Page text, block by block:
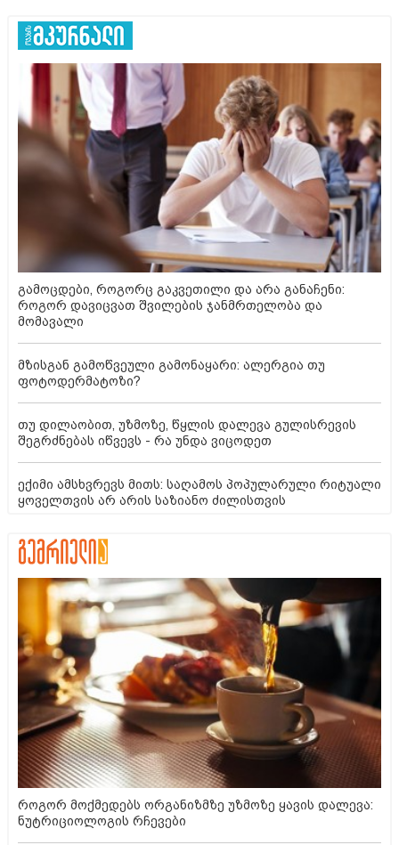
გამოცდები, როგორც გაკვეთილი და არა განაჩენი:
როგორ დავიცვათ შვილების ჯანმრთელობა და
მომავალი
მზისგან გამოწვეული გამონაყარი: ალერგია თუ
ფოტოდერმატოზი?
თუ დილაობით, უზმოზე, წყლის დალევა გულისრევის
შეგრძნებას იწვევს - რა უნდა ვიცოდეთ
ექიმი ამსხვრევს მითს: საღამოს პოპულარული რიტუალი
ყოველთვის არ არის საზიანო ძილისთვის
როგორ მოქმედებს ორგანიზმზე უზმოზე ყავის დალევა:
ნუტრიციოლოგის რჩევები